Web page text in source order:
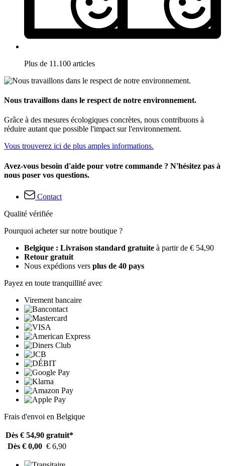
Plus de 11.100 articles
Nous travaillons dans le respect de notre environnement.
Grâce à des mesures écologiques concrètes, nous contribuons à
réduire autant que possible l'impact sur l'environnement.
Vous trouverez ici de plus amples informations.
Avez-vous besoin d'aide pour votre commande ? N'hésitez pas à
nous poser vos questions.
Contact
Qualité vérifiée
Pourquoi acheter sur notre boutique ?
Belgique : Livraison standard gratuite à partir de € 54,90
Retour gratuit
Nous expédions vers plus de 40 pays
Payez en toute tranquillité avec
Virement bancaire
Frais d'envoi en Belgique
Dès € 54,90 gratuit*
Dès € 0,00 € 6,90